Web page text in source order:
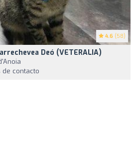
4.6 (58)
Deó (VETERALIA)
de contacto